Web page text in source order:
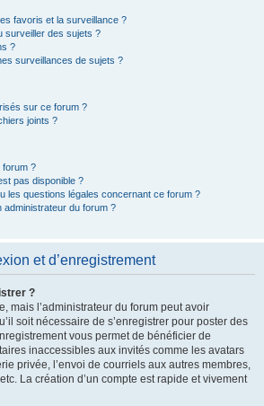
favoris et la surveillance ?
surveiller des sujets ?
?
surveillances de sujets ?
sur ce forum ?
joints ?
forum ?
pas disponible ?
les questions légales concernant ce forum ?
administrateur du forum ?
et d’enregistrement
?
mais l’administrateur du forum peut avoir
soit nécessaire de s’enregistrer pour poster des
vous permet de bénéficier de
inaccessibles aux invités comme les avatars
privée, l’envoi de courriels aux autres membres,
La création d’un compte est rapide et vivement